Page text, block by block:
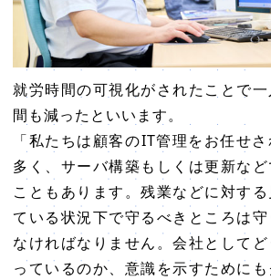
就労時間の可視化がされたことで
間も減ったといいます。
「私たちは顧客のIT管理をお任せ
多く、サーバ構築もしくは更新な
こともあります。残業などに対す
ている状況下で守るべきところは
なければなりません。会社として
っているのか、意識を示すために